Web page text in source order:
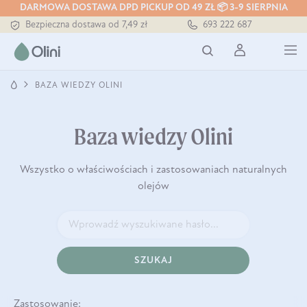
DARMOWA DOSTAWA DPD PICKUP OD 49 ZŁ 📦 3-9 SIERPNIA
Bezpieczna dostawa od 7,49 zł
Darmowa dostawa od 199 zł
Tłoczony zawsze na zimno
693 222 687
BAZA WIEDZY OLINI
Baza wiedzy Olini
Wszystko o właściwościach i zastosowaniach naturalnych
olejów
SZUKAJ
Zastosowanie: